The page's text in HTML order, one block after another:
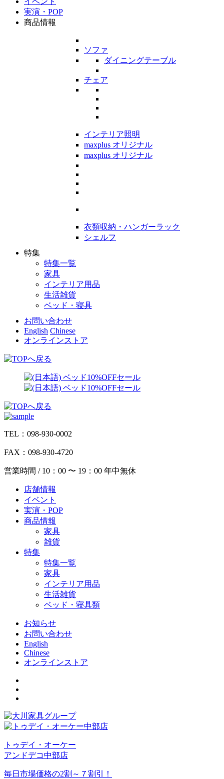
実演・POP
商品情報
ソファ
ダイニングテーブル
チェア
インテリア照明
maxplus オリジナル
maxplus オリジナル
衣類収納・ハンガーラック
シェルフ
特集
特集一覧
家具
インテリア用品
生活雑貨
ベッド・寝具
お問い合わせ
English Chinese
オンラインストア
TEL：098-930-0002
FAX：098-930-4720
営業時間 / 10：00 〜 19：00 年中無休
店舗情報
イベント
実演・POP
商品情報
家具
雑貨
特集
特集一覧
家具
インテリア用品
生活雑貨
ベッド・寝具類
お知らせ
お問い合わせ
English
Chinese
オンラインストア
トゥデイ・オーケー
アンドデコ中部店
毎日市場価格の2割～７割引！